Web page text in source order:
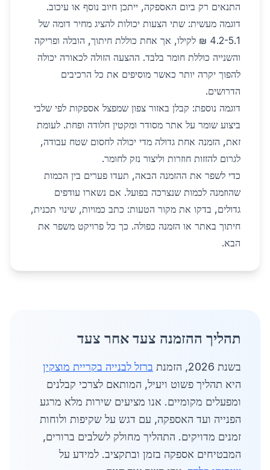
התנאים רק ביום האספקה, ייתכן חיוב נוסף או עיכוב.
דוגמה מעשית: שתי הצעות יכולות להציג מחיר דומה של
4.2-5.1 ₪ לקילו, אך אחת כוללת חיתוך, הובלה ופריקה
והשנייה כוללת חומר בלבד. ההצעה הזולה לכאורה יכולה
להפוך יקרה יותר כאשר מוסיפים את כל הרכיבים
הדרושים.
דוגמה נוספת: קבלן באזור צפון שמפצל אספקות לפי שלבי
ביצוע שומר על אתר מסודר ומקטין חלודה ופחת. לעומת
זאת, הזמנה אחת גדולה מדי יכולה לחסום שטח עבודה,
לגרום להזזות חוזרות וליצור נזק לחומר.
כדי לשפר את ההזמנה הבאה, תעדו פערים בין הכמות
שהוזמנה לכמות שנצרכה בפועל. אם נשארו עודפים
גדולים, בדקו את מקור הטעות: כתב כמויות, שינוי תכנית,
חיתוך באתר או הזמנה כפולה. כך כל פרויקט משפר את
הבא.
תהליך ההזמנה צעד אחר צעד
בשנת 2026, הזמנת
ברזל לבנייה בקריית מוצקין
היא תהליך פשוט ויעיל, המותאם לצרכי קבלנים
ומפעלים מקומיים. אנו מציעים שירות מלא מרגע
הפנייה ועד האספקה, עם דגש על שקיפות ולוחות
זמנים מדויקים. התהליך מחולק לשלבים ברורים,
המבטיחים אספקה בזמן ובתקציב. למידע על